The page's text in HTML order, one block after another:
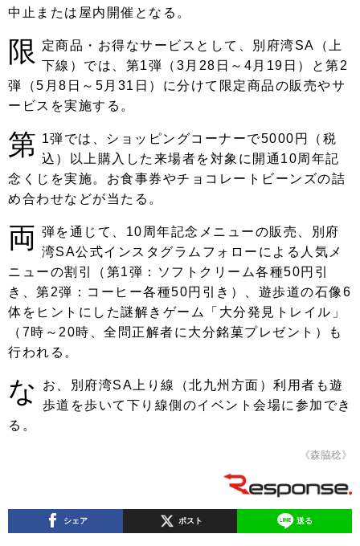
中止または屋内開催となる。
限
定商品・お得なサービスとして、別府湾SA（上
下線）では、第1弾（3月28日～4月19日）と第2
弾（5月8日～5月31日）に分けて限定商品の販売やサ
ービスを実施する。
第 1弾では、ショッピングコーナーで5000円（税
込）以上購入した来場者を対象に開通10周年記
念くじを実施。お食事券やチョコレートビーンズの詰
め合わせなどが当たる。
両 弾を通じて、10周年記念メニューの販売、別府
湾SA公式インスタグラムフォローによる人気メ
ニューの割引（第1弾：ソフトクリーム各種50円引
き、第2弾：コーヒー各種50円引き）、遊歩道の石像6
体をヒントにした謎解きゲーム「大分発見トレイル」
（7時～20時、全問正解者に大分銘菓プレゼント）も
行われる。
な
お、別府湾SA上り線（北九州方面）利用者も遊
歩道を歩いて下り線側のイベント会場に参加でき
る。
《森脇稔》
シェア ポスト 送る